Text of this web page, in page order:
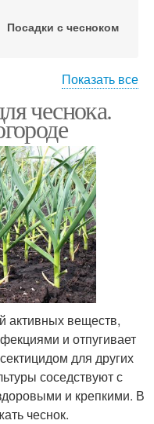
Посадки с чесноком
Показать все
чеснока.
активных веществ,
и отпугивает
для других
соседствуют с
и крепкими. В
чеснок.